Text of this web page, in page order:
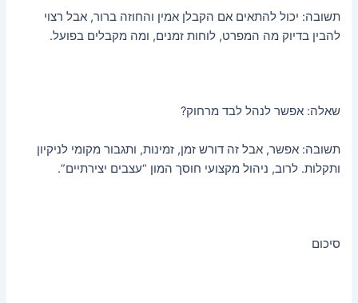
תשובה: יכול להתאים אם הקבלן אמין והחוזה ברור, אבל רצוי
להבין בדיוק מה המפרט, לוחות זמנים, ומה מקבלים בפועל.
שאלה: אפשר לנהל לבד מרחוק?
תשובה: אפשר, אבל זה דורש זמן, זמינות, ותגבור מקומי לניקיון
ותקלות. לרוב, ניהול מקצועי חוסך המון “עצבים יצירתיים”.
סיכום